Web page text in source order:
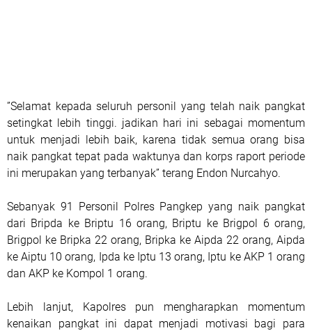
”Selamat kepada seluruh personil yang telah naik pangkat
setingkat lebih tinggi. jadikan hari ini sebagai momentum
untuk menjadi lebih baik, karena tidak semua orang bisa
naik pangkat tepat pada waktunya dan korps raport periode
ini merupakan yang terbanyak” terang Endon Nurcahyo.
Sebanyak 91 Personil Polres Pangkep yang naik pangkat
dari Bripda ke Briptu 16 orang, Briptu ke Brigpol 6 orang,
Brigpol ke Bripka 22 orang, Bripka ke Aipda 22 orang, Aipda
ke Aiptu 10 orang, Ipda ke Iptu 13 orang, Iptu ke AKP 1 orang
dan AKP ke Kompol 1 orang.
Lebih lanjut, Kapolres pun mengharapkan momentum
kenaikan pangkat ini dapat menjadi motivasi bagi para